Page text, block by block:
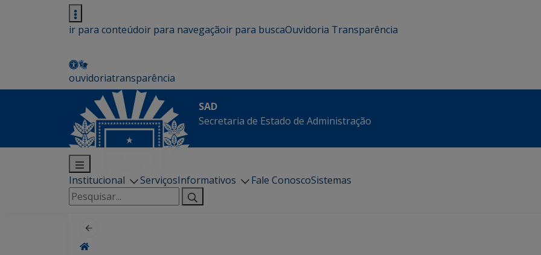
ir para conteúdoir para navegaçãoir para buscaOuvidoria Transparência
ouvidoriatransparência
SAD
Secretaria de Estado de Administração
Institucional ServiçosInformativos Fale ConoscoSistemas
Pesquisar
por: